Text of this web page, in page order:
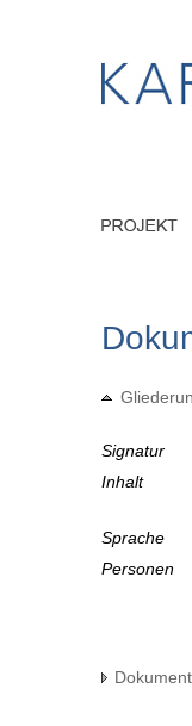
Signatur
Inhalt
Sprache
Personen